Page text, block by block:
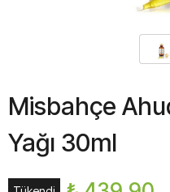
Misbahçe
Yağı 30ml